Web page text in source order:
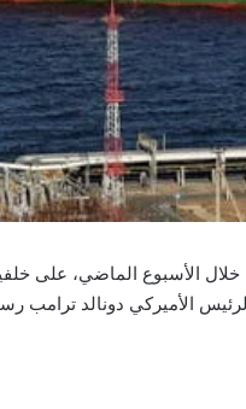
الأسبوع الماضي، على